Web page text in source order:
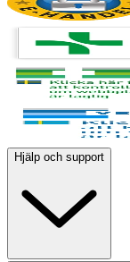
Hjälp och support